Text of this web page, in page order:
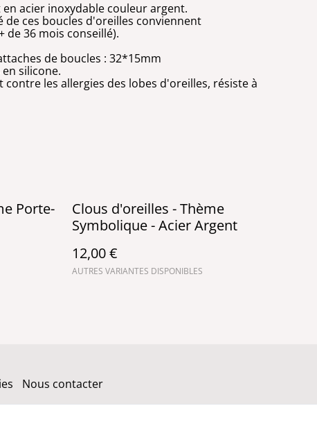
acier inoxydable couleur argent.
de ces boucles d'oreilles conviennent
de 36 mois conseillé).
de boucles : 32*15mm
silicone.
les allergies des lobes d'oreilles, résiste à
Porte-
Clous d'oreilles - Thème
Symbolique - Acier Argent
12,00 €
AUTRES VARIANTES DISPONIBLES
Nous contacter